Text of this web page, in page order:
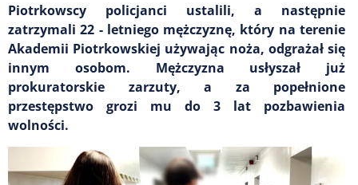
Piotrkowscy policjanci ustalili, a następnie
zatrzymali 22 - letniego mężczyznę, który na terenie
Akademii Piotrkowskiej używając noża, odgrażał się
innym osobom. Mężczyzna usłyszał już
prokuratorskie zarzuty, a za popełnione
przestępstwo grozi mu do 3 lat pozbawienia
wolności.